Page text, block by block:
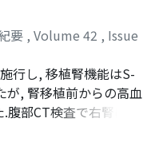
要 , Volume 42 , Issue
;秋山, 隆弘;栗田, 孝;
Masaaki;
行し, 移植腎機能はS-
, 腎移植前からの高血
部CT検査で右腎に一
左萎縮腎を認めた.移